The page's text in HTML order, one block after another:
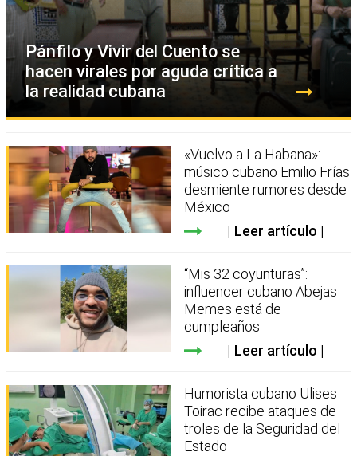
Pánfilo y Vivir del Cuento se
hacen virales por aguda crítica a
la realidad cubana
«Vuelvo a La Habana»:
músico cubano Emilio Frías
desmiente rumores desde
México
Leer artículo
“Mis 32 coyunturas”:
influencer cubano Abejas
Memes está de
cumpleaños
Leer artículo
Humorista cubano Ulises
Toirac recibe ataques de
troles de la Seguridad del
Estado